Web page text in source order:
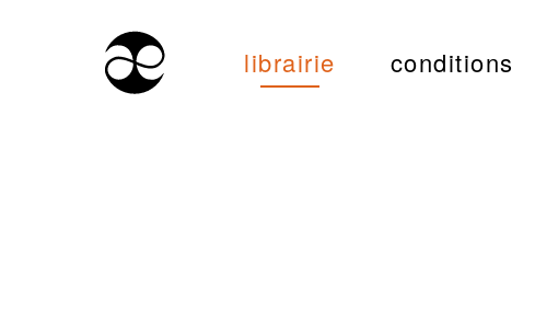
librairie conditions